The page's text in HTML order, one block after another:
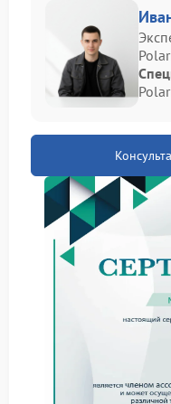
затрудняет
случаях требуется
Polaris,
стабильную работу
Почему
начинает
Подобная ситуация
причинам:
износ подсветки
ослабление
нестабильное
компонентов;
повреждение
Даже небольшие
вызывать мерцание
эксплуатации
яркость, из-за чего
и плохо читаемым.